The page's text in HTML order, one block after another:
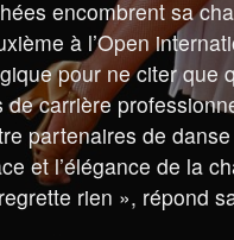
encombrent sa
à l’Open
pour ne citer que
carrière
partenaires de
et l’élégance de la
rien », répond